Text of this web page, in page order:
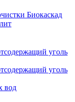
Биокаскад
уголь
уголь
вод